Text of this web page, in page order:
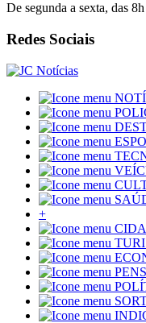
De segunda a sexta, das
Redes Sociais
+